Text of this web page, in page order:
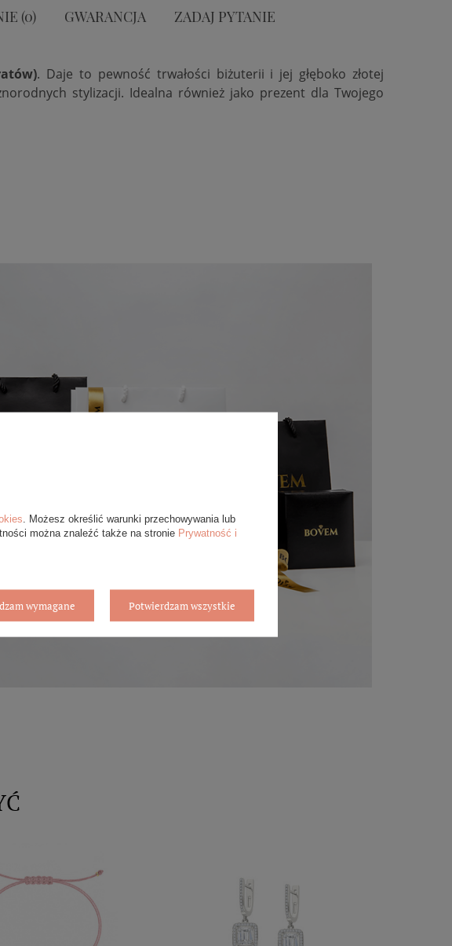
(0) GWARANCJA ZADAJ PYTANIE
. Daje to pewność trwałości biżuterii i jej głęboko złotej
stylizacji. Idealna również jako prezent dla Twojego
. Możesz określić warunki przechowywania lub
można znaleźć także na stronie Prywatność i
wymagane Potwierdzam wszystkie